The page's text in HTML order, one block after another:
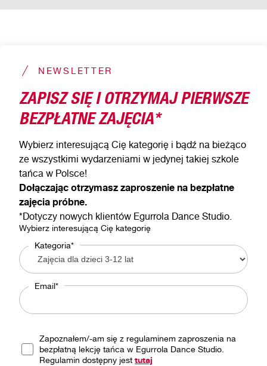
NEWSLETTER
ZAPISZ SIĘ I OTRZYMAJ PIERWSZE
BEZPŁATNE ZAJĘCIA*
Wybierz interesującą Cię kategorię i bądź na bieżąco
ze wszystkimi wydarzeniami w jedynej takiej szkole
tańca w Polsce!
Dołączając otrzymasz zaproszenie na bezpłatne
zajęcia próbne.
*Dotyczy nowych klientów Egurrola Dance Studio.
Wybierz interesującą Cię kategorię
Kategoria*
Email*
Zapoznałem/-am się z regulaminem zaproszenia na
bezpłatną lekcję tańca w Egurrola Dance Studio.
Regulamin dostępny jest tutaj